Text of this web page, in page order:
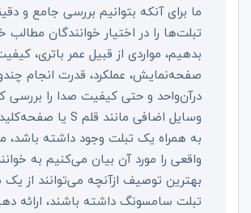
ما برای آنکه بتوانیم بررسی جامع و
تبلت‌ها را در اختیار خوانندگان مطالب
بدهیم، مواردی از قبیل عمر باتری،
صفحه‌نمایش، عملکرد، قدرت انجام
درآن‌واحد و حتی کیفیت صدا را بررسی
وسایل اضافی مانند قلم S یا
به همراه یک تبلت وجود داشته باشد،
واقعی را مورد آن بیان می‌کنیم به
بهترین توصیف ازآنچه می‌توانند از یک
تبلت سامسونگ داشته باشند، ارائه